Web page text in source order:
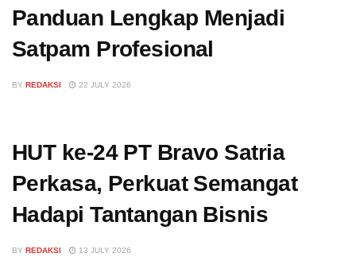
Panduan Lengkap Menjadi
Satpam Profesional
BY REDAKSI 22 JULY 2026
HUT ke-24 PT Bravo Satria
Perkasa, Perkuat Semangat
Hadapi Tantangan Bisnis
BY REDAKSI 13 JULY 2026